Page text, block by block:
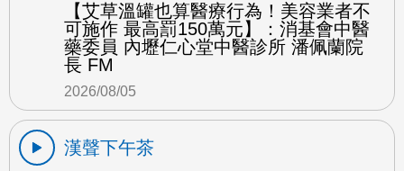
【艾草溫罐也算醫療行為！美容業者不
可施作 最高罰150萬元】：消基會中醫
藥委員 內壢仁心堂中醫診所 潘佩蘭院
長 FM
2026/08/05
漢聲下午茶